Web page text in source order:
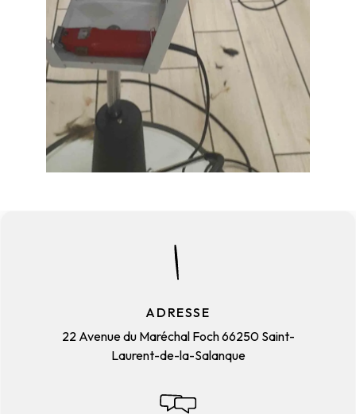
ADRESSE
22 Avenue du Maréchal Foch66250 Saint-
Laurent-de-la-Salanque